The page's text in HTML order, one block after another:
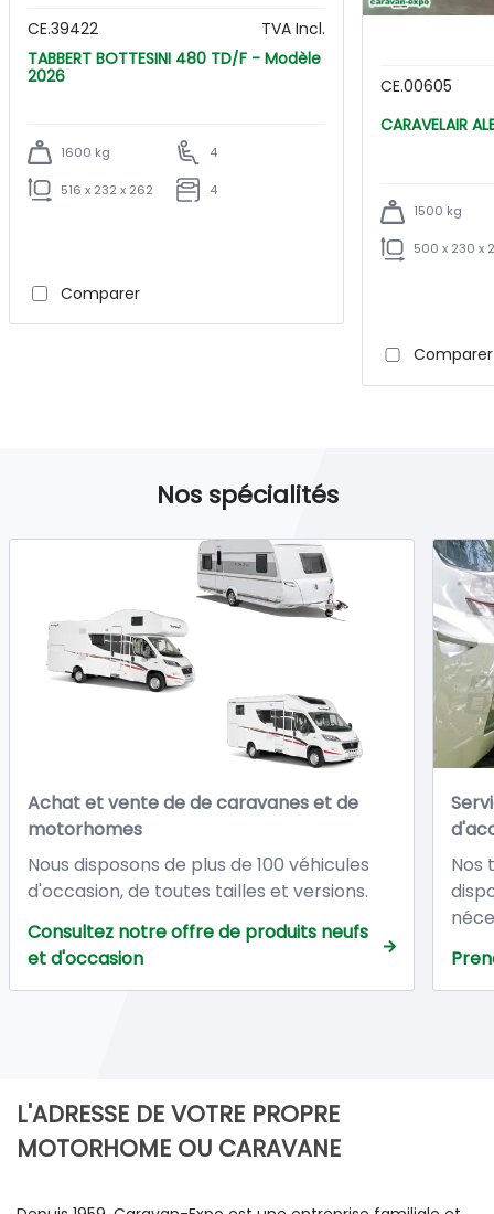
CE.39422
TVA Incl.
TABBERT BOTTESINI 480 TD/F - Modèle
2026
1600 kg 4
516 x 232 x 262 4
Comparer
CE.00605
1500 kg
500 x 230 x
Comparer
Nos spécialités
Achat et vente de de caravanes et de
motorhomes
Nous disposons de plus de 100 véhicules
d'occasion, de toutes tailles et versions.
Tous nos véhicules d'occasion sont vendus
avec : Garantie totale de 12 mois à
compter de la date de livraison dans nos
ateliers.
Consultez notre offre de produits neufs
et d'occasion
Nos
L'ADRESSE DE VOTRE PROPRE
MOTORHOME OU CARAVANE